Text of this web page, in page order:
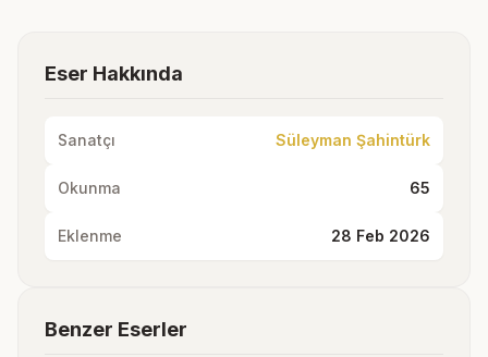
Eser Hakkında
Sanatçı Süleyman Şahintürk
Okunma 65
Eklenme 28 Feb 2026
Benzer Eserler